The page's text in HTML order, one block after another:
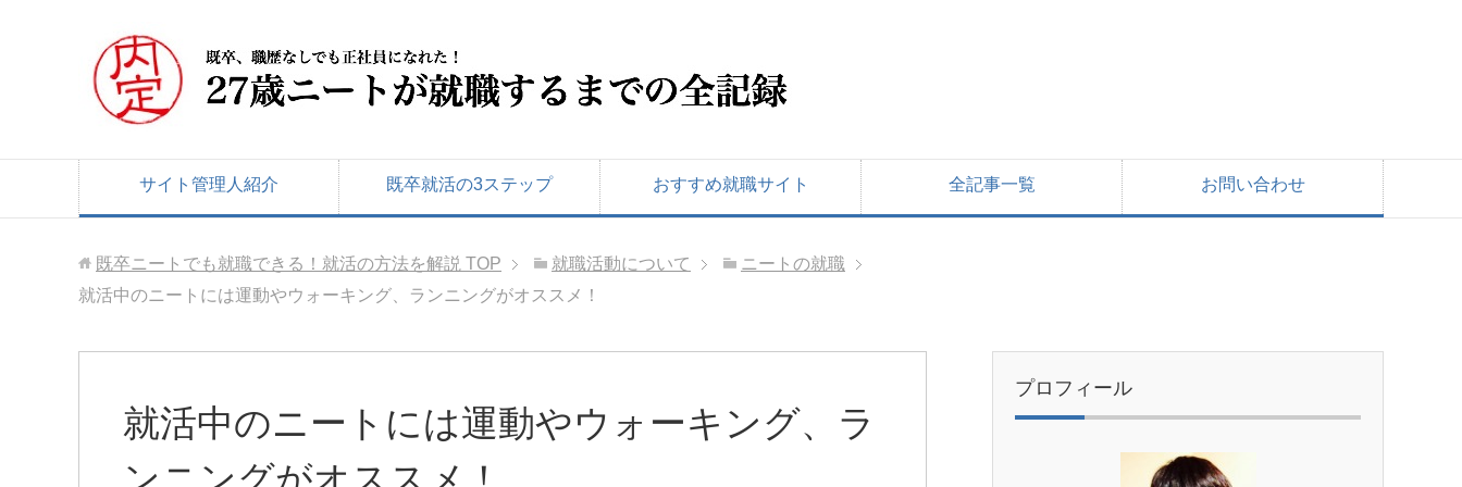
サイト管理人紹介 既卒就活の3ステップ おすすめ就職サイト 全記事一覧 お問い合わせ
既卒ニートでも就職できる！就活の方法を解説 TOP 就職活動について
ニートの就職
就活中のニートには運動やウォーキング、ランニングがオススメ！
就活中のニートには運動やウォーキング、ラ
ンニングがオススメ！
プロフィール